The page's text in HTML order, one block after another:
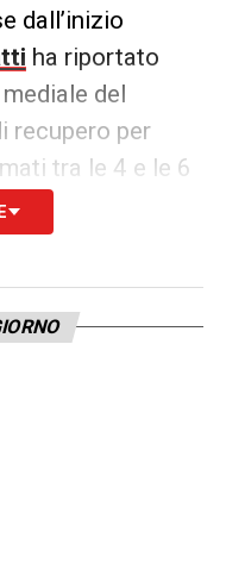
dall’inizio
ha riportato
del
recupero per
tra le 4 e le 6
più a rischio
del